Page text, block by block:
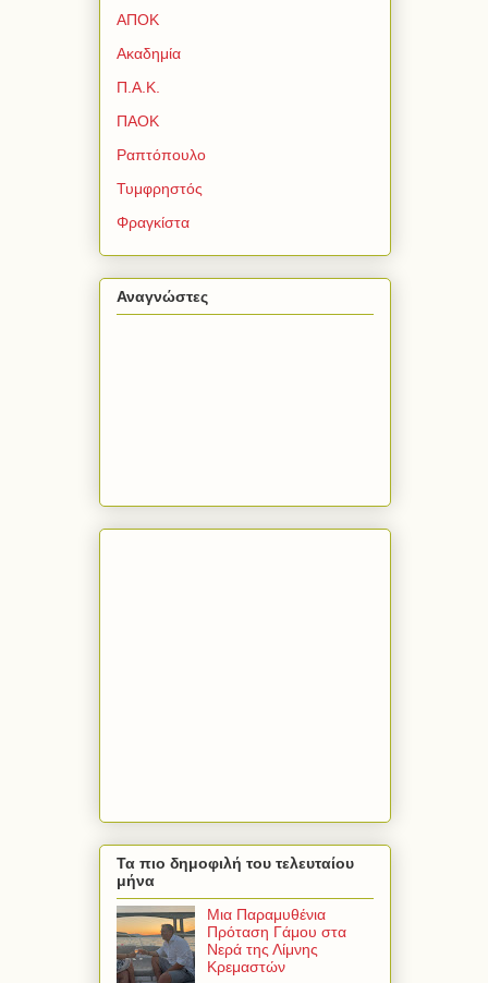
ΑΠΟΚ
Ακαδημία
Π.Α.Κ.
ΠΑΟΚ
Ραπτόπουλο
Τυμφρηστός
Φραγκίστα
Αναγνώστες
Τα πιο δημοφιλή του τελευταίου
μήνα
Μια Παραμυθένια
Πρόταση Γάμου στα
Νερά της Λίμνης
Κρεμαστών